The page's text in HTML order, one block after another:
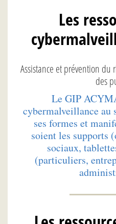
Les
Assistance et prévention
des
Le GIP
cybermalveillance au
ses formes et
soient les supports
sociaux,
(particuliers,